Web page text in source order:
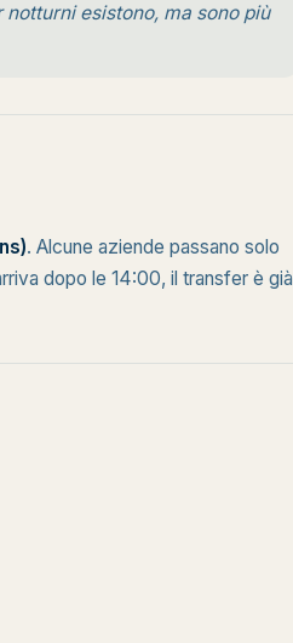
esistono, ma sono più
. Alcune aziende passano solo
dopo le 14:00, il transfer è già